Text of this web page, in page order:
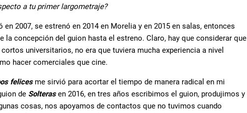
a tu primer largometraje?
en 2007, se estrenó en 2014 en Morelia y en 2015 en salas, entonces
la concepción del guion hasta el estreno. Claro, hay que considerar que
universitarios, no era que tuviera mucha experiencia a nivel
hacer comerciales que cine.
felicesme sirvió para acortar el tiempo de manera radical en mi
de Solterasen 2016, en tres años escribimos el guion, produjimos y
cosas, nos apoyamos de contactos que no tuvimos cuando